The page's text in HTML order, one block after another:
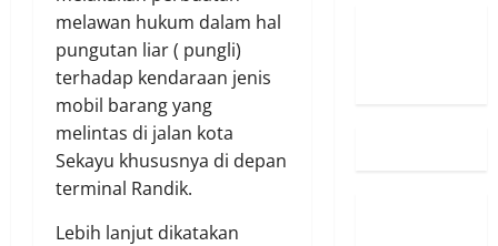
melawan hukum dalam hal
pungutan liar ( pungli)
terhadap kendaraan jenis
mobil barang yang
melintas di jalan kota
Sekayu khususnya di depan
terminal Randik.
Lebih lanjut dikatakan